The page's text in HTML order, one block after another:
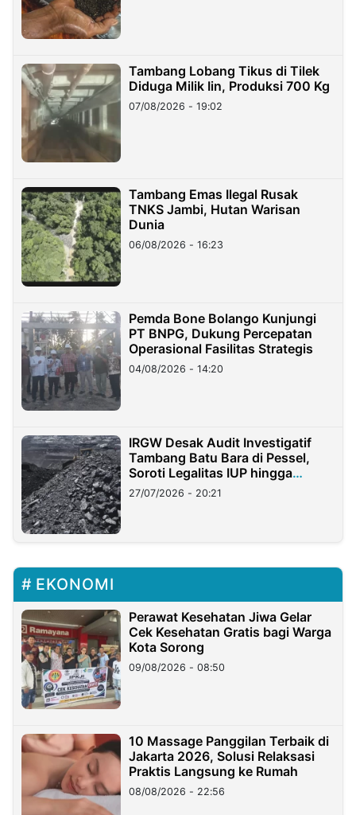
Tambang Lobang Tikus di Tilek
Diduga Milik Iin, Produksi 700 Kg
07/08/2026 - 19:02
Tambang Emas Ilegal Rusak
TNKS Jambi, Hutan Warisan
Dunia
06/08/2026 - 16:23
Pemda Bone Bolango Kunjungi
PT BNPG, Dukung Percepatan
Operasional Fasilitas Strategis
04/08/2026 - 14:20
IRGW Desak Audit Investigatif
Tambang Batu Bara di Pessel,
Soroti Legalitas IUP hingga
Stockpile
27/07/2026 - 20:21
EKONOMI
Perawat Kesehatan Jiwa Gelar
Cek Kesehatan Gratis bagi Warga
Kota Sorong
09/08/2026 - 08:50
10 Massage Panggilan Terbaik di
Jakarta 2026, Solusi Relaksasi
Praktis Langsung ke Rumah
08/08/2026 - 22:56